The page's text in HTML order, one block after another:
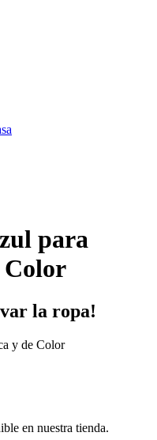
para
Color
la ropa!
y de Color
en nuestra tienda.